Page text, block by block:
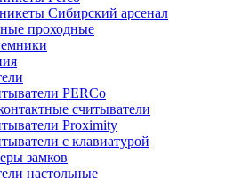
Сибирский арсенал
проходные
PERCo
считыватели
Proximity
с клавиатурой
замков
настольные